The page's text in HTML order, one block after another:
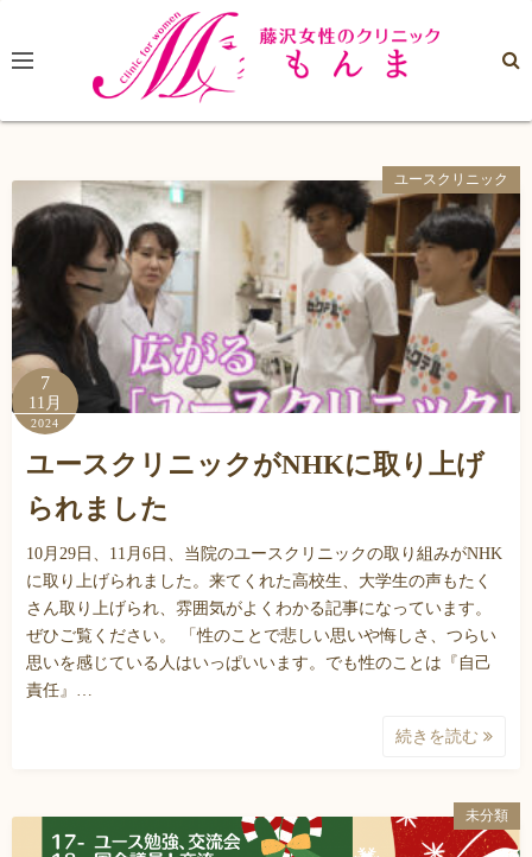
テ
キ
ッ
プ
ユースクリニック
7
11月
2024
ユースクリニックがNHKに取り上げ
られました
10月29日、11月6日、当院のユースクリニックの取り組みがNHK
に取り上げられました。来てくれた高校生、大学生の声もたく
さん取り上げられ、雰囲気がよくわかる記事になっています。
ぜひご覧ください。 「性のことで悲しい思いや悔しさ、つらい
思いを感じている人はいっぱいいます。でも性のことは『自己
責任』…
続きを読む
未分類